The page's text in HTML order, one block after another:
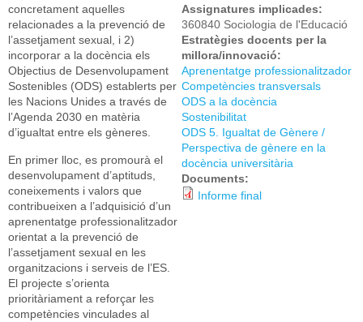
concretament aquelles
relacionades a la prevenció de
l’assetjament sexual, i 2)
incorporar a la docència els
Objectius de Desenvolupament
Sostenibles (ODS) establerts per
les Nacions Unides a través de
l’Agenda 2030 en matèria
d’igualtat entre els gèneres.
En primer lloc, es promourà el
desenvolupament d’aptituds,
coneixements i valors que
contribueixen a l’adquisició d’un
aprenentatge professionalitzador
orientat a la prevenció de
l’assetjament sexual en les
organitzacions i serveis de l’ES.
El projecte s’orienta
prioritàriament a reforçar les
competències vinculades al
Assignatures implicades:
360840 Sociologia de l'Educació
Estratègies docents per la
millora/innovació:
Aprenentatge professionalitzador
Competències transversals
ODS a la docència
Sostenibilitat
ODS 5. Igualtat de Gènere /
Perspectiva de gènere en la
docència universitària
Documents:
Informe final